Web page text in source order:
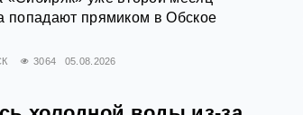
попадают прямиком в Обское
3064 05.08.2026